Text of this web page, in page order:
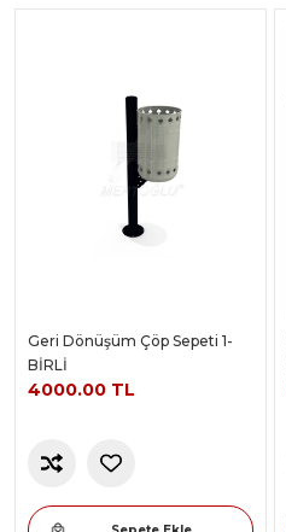
Geri Dönüşüm Çöp Sepeti 1-
BİRLİ
4000.00 TL